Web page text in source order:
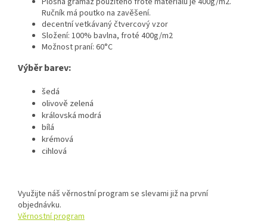
Ručník má poutko na zavěšení.
decentní vetkávaný čtvercový vzor
Složení: 100% bavlna, froté 400g/m2
Možnost praní: 60°C
Výběr barev:
šedá
olivově zelená
královská modrá
bílá
krémová
cihlová
Využijte náš věrnostní program se slevami již na první
objednávku.
Věrnostní program